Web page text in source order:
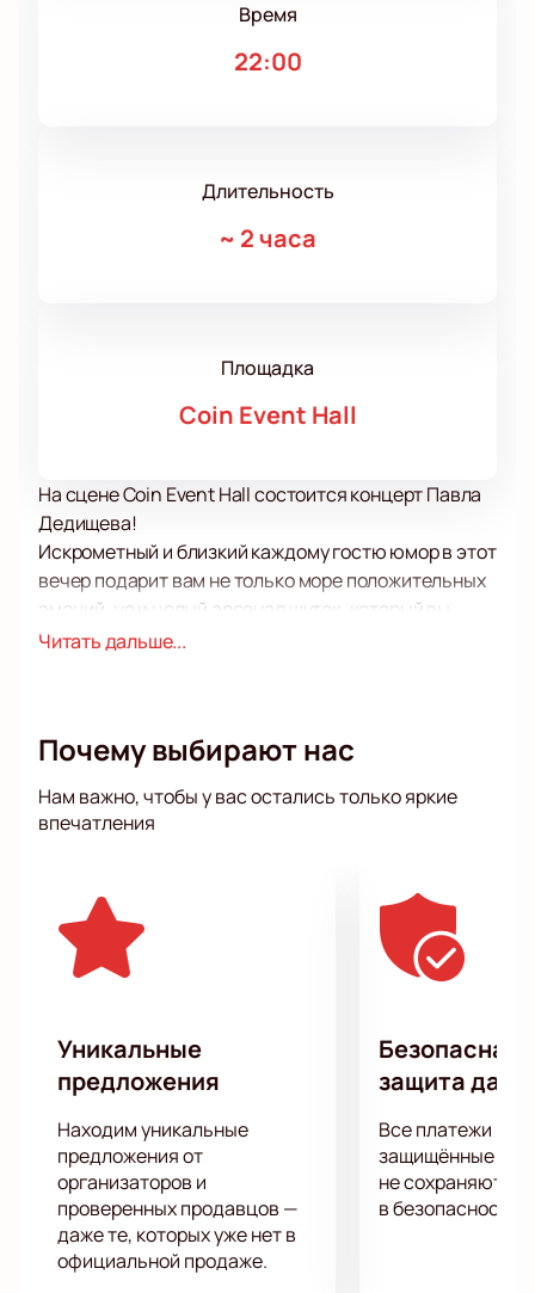
Время
22:00
Длительность
~ 2 часа
Площадка
Coin Event Hall
На сцене Coin Event Hall состоится концерт Павла
Дедищева!
Искрометный и близкий каждому гостю юмор в этот
вечер подарит вам не только море положительных
эмоций, но и целый арсенал шуток, который вы
точно захотите рассказать своим друзьям и
важных и порой сокровенных тем. Такой разговор
забавным, поэтому в роли стендаперов себя
пробует все больше и больше молодых артистов.
Читать дальше...
Почему выбирают нас
Нам важно, чтобы у вас остались только яркие
впечатления
Уникальные
предложения
Находим уникальные
предложения от
организаторов и
проверенных продавцов —
даже те, которых уже нет в
официальной продаже.
Безопасная
защита
Все платежи
защищённые
не сохраняются
в безопасности.